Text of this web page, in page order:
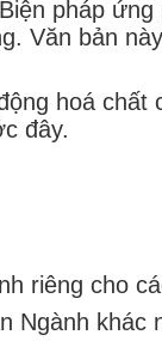
pháp
Văn bản
hoá
đây.
riêng cho
Ngành khác